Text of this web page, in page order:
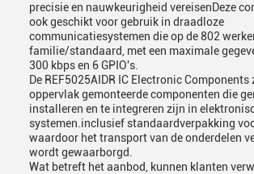
precisie en nauwkeurigheid vereisenDeze
ook geschikt voor gebruik in draadloze
communicatiesystemen die op de 802
familie/standaard, met een maximale
300 kbps en 6 GPIO's.
De REF5025AIDR IC Electronic
oppervlak gemonteerde componenten die
installeren en te integreren zijn in
systemen.inclusief standaardverpakking
waardoor het transport van de onderdelen
wordt gewaarborgd.
Wat betreft het aanbod, kunnen klanten